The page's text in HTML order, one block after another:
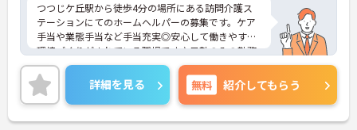
つつじケ丘駅から徒歩4分の場所にある訪問介護ス
テーションにてのホームヘルパーの募集です。ケア
手当や業態手当など手当充実◎安心して働きやすい
環境づくりがされている職場です♪日勤のみの勤務
なので、ワークライフバランスも充実できます。未
経験でも応募可能なので、これから介護業界に挑戦
したいという方にピッタリ！ご興味ある方は面接ポ
イントをお伝えしますので、お気軽にご連絡くださ
い。
詳細を見る 無料 紹介してもらう